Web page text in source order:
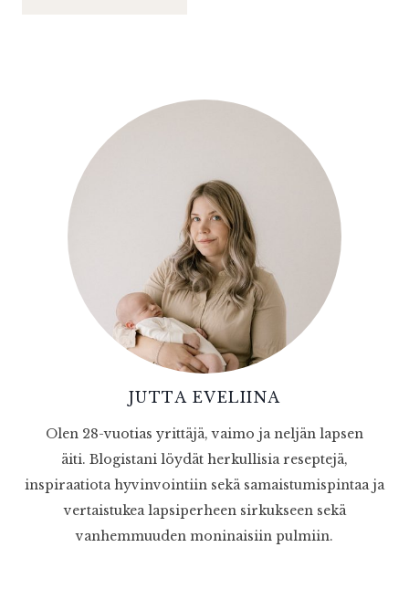
JUTTA EVELIINA
Olen 28-vuotias yrittäjä, vaimo ja neljän lapsen
äiti. Blogistani löydät herkullisia reseptejä,
inspiraatiota hyvinvointiin sekä samaistumispintaa ja
vertaistukea lapsiperheen sirkukseen sekä
vanhemmuuden moninaisiin pulmiin.